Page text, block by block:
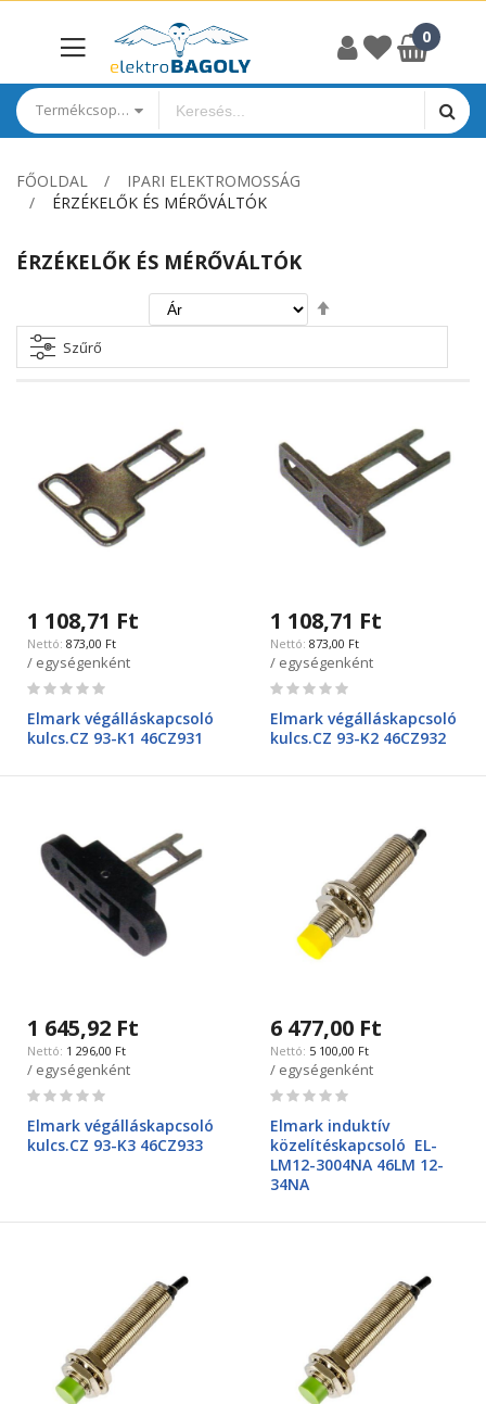
Termékcsoportok
FŐOLDAL
IPARI ELEKTROMOSSÁG
ÉRZÉKELŐK ÉS MÉRŐVÁLTÓK
ÉRZÉKELŐK ÉS MÉRŐVÁLTÓK
irány
Szűrő
1 108,71 Ft
873,00 Ft
/ egységenként
Rating:
Elmark végálláskapcsoló
kulcs.CZ 93-K1 46CZ931
1 108,71 Ft
873,00 Ft
/ egységenként
Rating:
Elmark végálláskapcsoló
kulcs.CZ 93-K2 46CZ932
1 645,92 Ft
1 296,00 Ft
/ egységenként
Rating:
Elmark végálláskapcsoló
kulcs.CZ 93-K3 46CZ933
6 477,00 Ft
5 100,00 Ft
/ egységenként
Rating:
Elmark induktív
közelítéskapcsoló EL-
LM12-3004NA 46LM 12-
34NA